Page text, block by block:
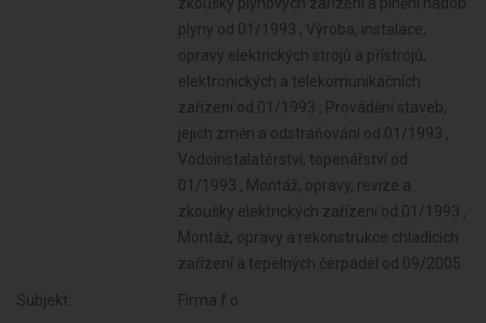
plyny od 01/1993 , Výroba, instalace,
opravy elektrických strojů a přístrojů,
elektronických a telekomunikačních
zařízení od 01/1993 , Provádění staveb,
jejich změn a odstraňování od 01/1993 ,
Vodoinstalatérství, topenářství od
01/1993 , Montáž, opravy, revize a
zkoušky elektrických zařízení od 01/1993 ,
Montáž, opravy a rekonstrukce chladících
zařízení a tepelných čerpadel od 09/2005
Subjekt: Firma f.o.